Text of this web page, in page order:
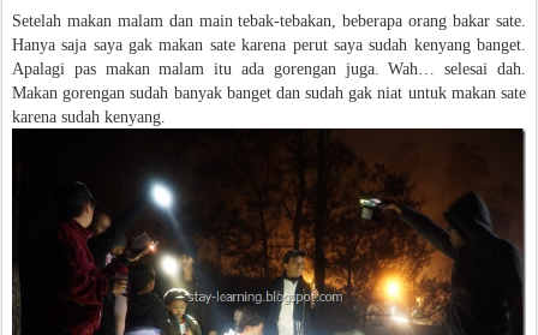
Setelah makan malam dan main tebak-tebakan, beberapa orang bakar sate.
Hanya saja saya gak makan sate karena perut saya sudah kenyang banget.
Apalagi pas makan malam itu ada gorengan juga. Wah… selesai dah.
Makan gorengan sudah banyak banget dan sudah gak niat untuk makan sate
karena sudah kenyang.